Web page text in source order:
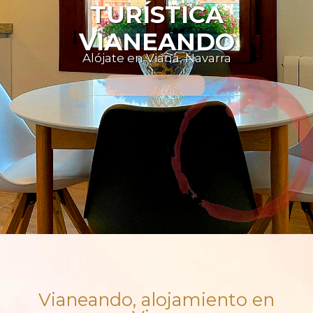
TURÍSTICA
VIANEANDO
Alójate en Viana, Navarra
PARA 6+3 PERSONAS
Vianeando, alojamiento en